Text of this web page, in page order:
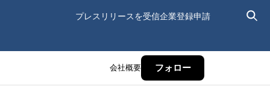
プレスリリースを受信企業登録申請
会社概要 フォロー